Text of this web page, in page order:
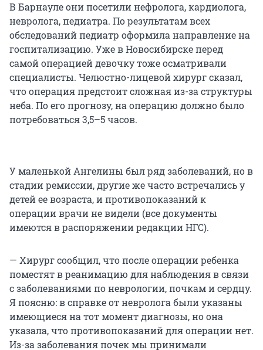
В Барнауле они посетили нефролога, кардиолога,
невролога, педиатра. По результатам всех
обследований педиатр оформила направление на
госпитализацию. Уже в Новосибирске перед
самой операцией девочку тоже осматривали
специалисты. Челюстно-лицевой хирург сказал,
что операция предстоит сложная из-за структуры
неба. По его прогнозу, на операцию должно было
потребоваться 3,5–5 часов.
У маленькой Ангелины был ряд заболеваний, но в
стадии ремиссии, другие же часто встречались у
детей ее возраста, и противопоказаний к
операции врачи не видели (все документы
имеются в распоряжении редакции НГС).
— Хирург сообщил, что после операции ребенка
поместят в реанимацию для наблюдения в связи
с заболеваниями по неврологии, почкам и сердцу.
Я поясню: в справке от невролога были указаны
имеющиеся на тот момент диагнозы, но она
указала, что противопоказаний для операции нет.
Из-за заболевания почек мы принимали